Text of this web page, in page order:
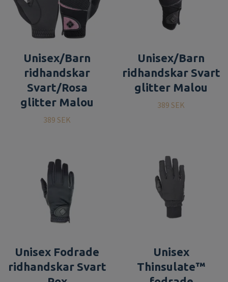
Unisex/Barn
ridhandskar
Svart/Rosa
glitter Malou
389 SEK
Unisex/Barn
ridhandskar Svart
glitter Malou
389 SEK
Unisex Fodrade
ridhandskar Svart
Unisex
Thinsulate™